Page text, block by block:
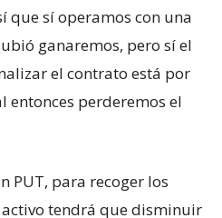
que sí operamos con una
ganaremos, pero sí el
el contrato está por
perderemos el
PUT, para recoger los
tendrá que disminuir